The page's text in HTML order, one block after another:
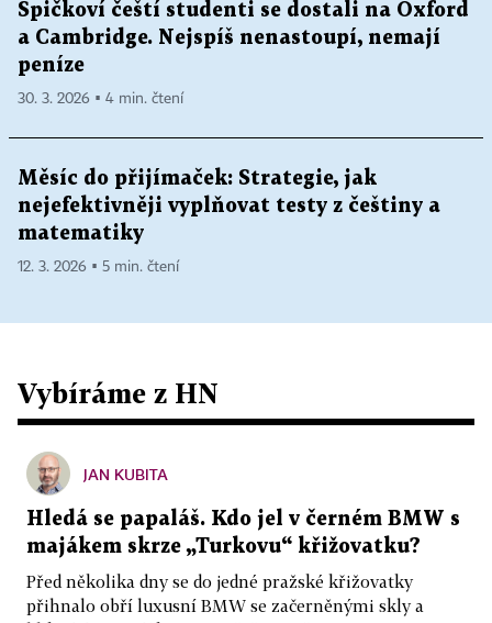
Špičkoví čeští studenti se dostali na Oxford
a Cambridge. Nejspíš nenastoupí, nemají
peníze
30. 3. 2026 ▪ 4 min. čtení
Měsíc do přijímaček: Strategie, jak
nejefektivněji vyplňovat testy z češtiny a
matematiky
12. 3. 2026 ▪ 5 min. čtení
Vybíráme z HN
JAN KUBITA
Hledá se papaláš. Kdo jel v černém BMW s
majákem skrze „Turkovu“ křižovatku?
Před několika dny se do jedné pražské křižovatky
přihnalo obří luxusní BMW se začerněnými skly a